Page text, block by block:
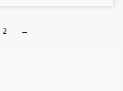
2 →